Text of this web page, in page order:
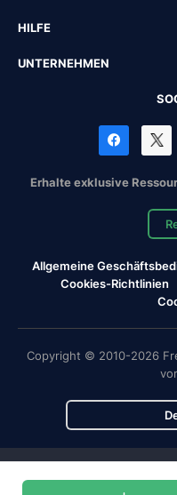
HILFE
UNTERNEHMEN
Erhalte exklusive
Allgemeine
Cookies-Richtlinien
Copyright © 2010-2026